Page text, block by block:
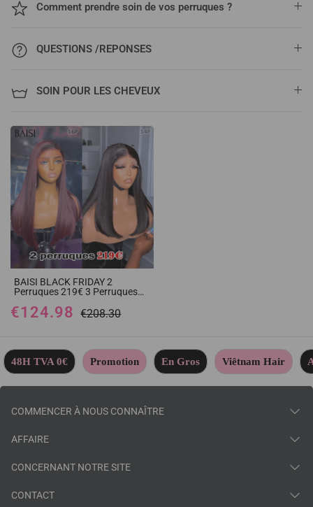
Comment prendre soin de vos perruques ?
QUESTIONS /REPONSES
SOIN POUR LES CHEVEUX
BAISI BLACK FRIDAY 2
Perruques 219€ 3 Perruques
code promo en 100% vrais
cheveux humains
€124.98 €208.30
48H TVA 0€ Promotion En Gros Viêtnam Hair
COMMENCER À NOUS CONNAÎTRE
AFFAIRE
CONCERNANT NOTRE SITE
CONTACT